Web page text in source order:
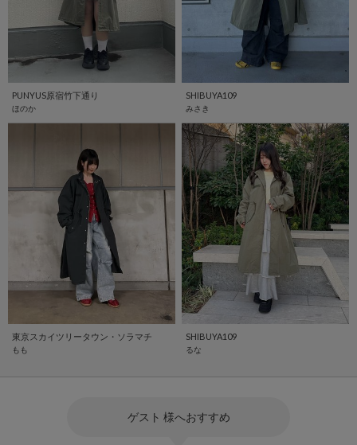
PUNYUS原宿竹下通り
ほのか
SHIBUYA109
みさき
東京スカイツリータウン・ソラマチ
もも
SHIBUYA109
るな
ゲスト 様へおすすめ